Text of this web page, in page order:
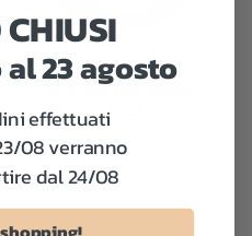
Bracciale Fiori Argento
Rosa
€45,00
23 agosto
effettuati
08 verranno
dal 24/08